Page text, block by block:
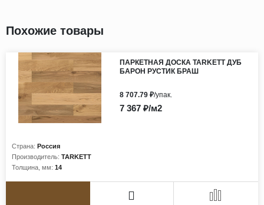
Похожие товары
ПАРКЕТНАЯ ДОСКА TARKETT ДУБ
БАРОН РУСТИК БРАШ
Страна: Россия
Производитель: TARKETT
Толщина, мм: 14
7 367 ₽/м2
8 707.79 ₽/упак.